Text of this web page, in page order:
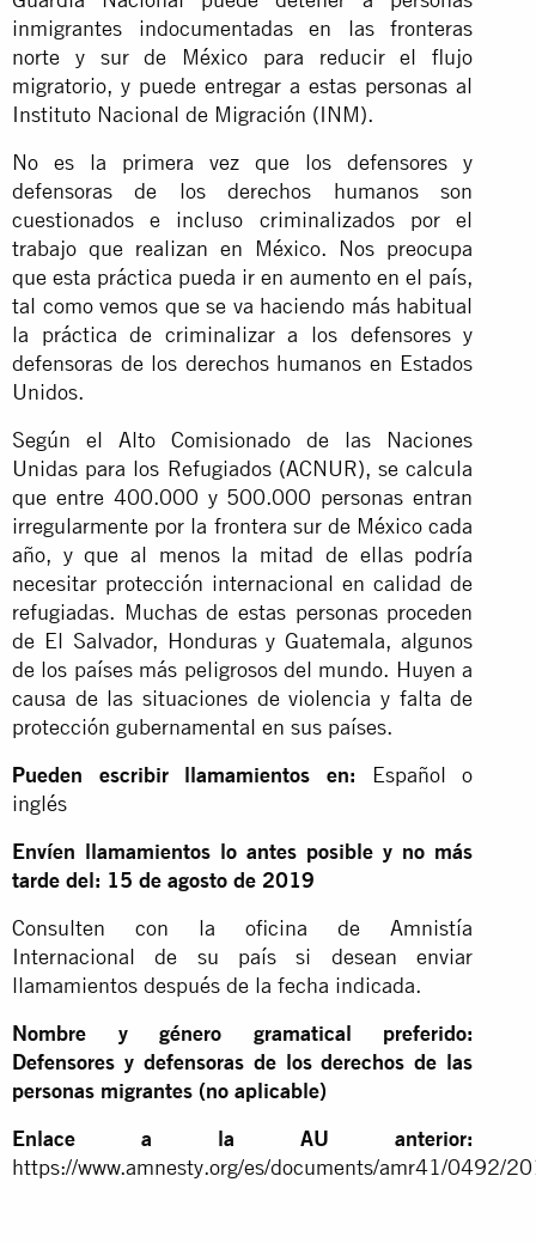
inmigrantes indocumentadas en las fronteras
norte y sur de México para reducir el flujo
migratorio, y puede entregar a estas personas al
Instituto Nacional de Migración (INM).
No es la primera vez que los defensores y
defensoras de los derechos humanos son
cuestionados e incluso criminalizados por el
trabajo que realizan en México. Nos preocupa
que esta práctica pueda ir en aumento en el país,
tal como vemos que se va haciendo más habitual
la práctica de criminalizar a los defensores y
defensoras de los derechos humanos en Estados
Unidos.
Según el Alto Comisionado de las Naciones
Unidas para los Refugiados (ACNUR), se calcula
que entre 400.000 y 500.000 personas entran
irregularmente por la frontera sur de México cada
año, y que al menos la mitad de ellas podría
necesitar protección internacional en calidad de
refugiadas. Muchas de estas personas proceden
de El Salvador, Honduras y Guatemala, algunos
de los países más peligrosos del mundo. Huyen a
causa de las situaciones de violencia y falta de
protección gubernamental en sus países.
Pueden escribir llamamientos en:
Español o
inglés
Envíen llamamientos lo antes posible y no más
tarde del: 15 de agosto de 2019
Consulten con la oficina de Amnistía
Internacional de su país si desean enviar
llamamientos después de la fecha indicada.
Nombre y género gramatical preferido:
Defensores y defensoras de los derechos de las
personas migrantes (no aplicable)
Enlace a la AU anterior:
https://www.amnesty.org/es/documents/amr41/0492/